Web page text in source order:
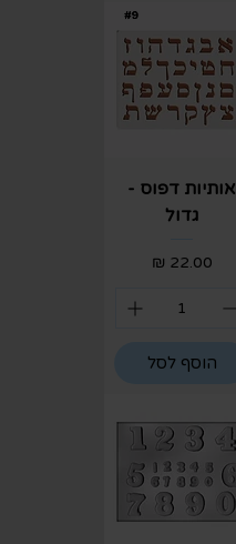
אותיות דפוס -
גדול
מחיר
הוסף לסל